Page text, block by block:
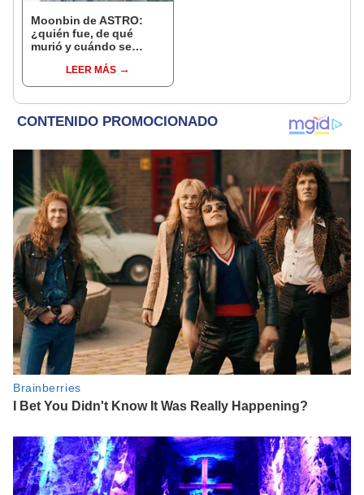
Moonbin de ASTRO:
¿quién fue, de qué
murió y cuándo se
k-pop?LEER MÁS